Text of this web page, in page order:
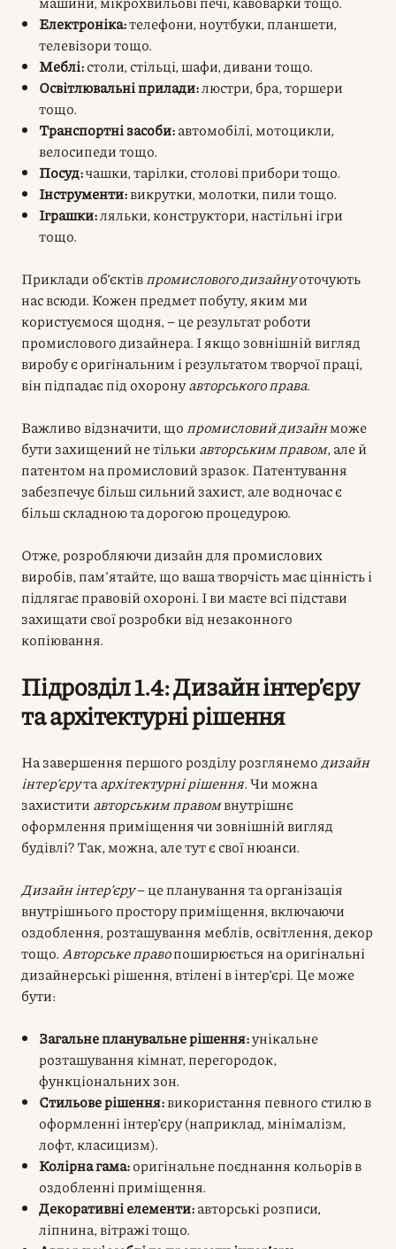
Електроніка:телефони, ноутбуки, планшети,
телевізори тощо.
Меблі:столи, стільці, шафи, дивани тощо.
Освітлювальні прилади:люстри, бра, торшери
тощо.
Транспортні засоби:автомобілі, мотоцикли,
велосипеди тощо.
Посуд:чашки, тарілки, столові прибори тощо.
Інструменти:викрутки, молотки, пили тощо.
Іграшки:ляльки, конструктори, настільні ігри
тощо.
Приклади об’єктів промислового дизайнуоточують
нас всюди. Кожен предмет побуту, яким ми
користуємося щодня, – це результат роботи
промислового дизайнера. І якщо зовнішній вигляд
виробу є оригінальним і результатом творчої праці,
він підпадає під охоронуавторського права.
Важливо відзначити, що промисловий дизайнможе
бути захищений не тільки авторським правом, але й
патентом на промисловий зразок. Патентування
забезпечує більш сильний захист, але водночас є
більш складною та дорогою процедурою.
Отже, розробляючи дизайн для промислових
виробів, пам’ятайте, що ваша творчість має цінність і
підлягає правовій охороні. І ви маєте всі підстави
захищати свої розробки від незаконного
копіювання.
Підрозділ 1.4: Дизайн інтер’єру
та архітектурні рішення
На завершення першого розділу розглянемо дизайн
інтер’єрутаархітектурні рішення. Чи можна
захистити авторським правомвнутрішнє
оформлення приміщення чи зовнішній вигляд
будівлі? Так, можна, але тут є свої нюанси.
Дизайн інтер’єру– це планування та організація
внутрішнього простору приміщення, включаючи
оздоблення, розташування меблів, освітлення, декор
тощо. Авторське правопоширюється на оригінальні
дизайнерські рішення, втілені в інтер’єрі. Це може
бути:
Загальне планувальне рішення:унікальне
розташування кімнат, перегородок,
функціональних зон.
Стильове рішення:використання певного стилю в
оформленні інтер’єру (наприклад, мінімалізм,
лофт, класицизм).
Колірна гама:оригінальне поєднання кольорів в
оздобленні приміщення.
Декоративні елементи:авторські розписи,
ліпнина, вітражі тощо.